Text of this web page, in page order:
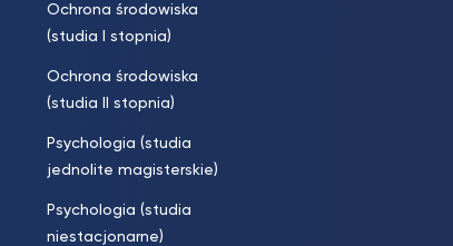
Ochrona środowiska
(studia I stopnia)
Ochrona środowiska
(studia II stopnia)
Psychologia (studia
jednolite magisterskie)
Psychologia (studia
niestacjonarne)